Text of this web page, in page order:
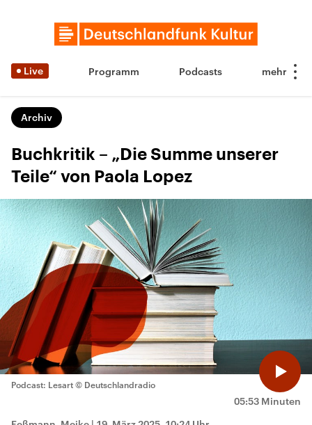
Live Programm Podcasts
Archiv
Buchkritik – „Die Summe unserer
Teile“ von Paola Lopez
05:53 Minuten
Podcast: Lesart © Deutschlandradio